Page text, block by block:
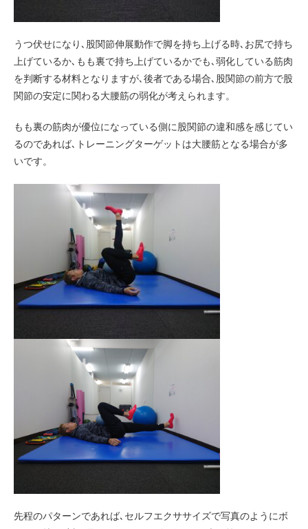
うつ伏せになり､股関節伸展動作で脚を持ち上げる時､お尻で持ち
上げているか､もも裏で持ち上げているかでも､弱化している筋肉
を判断する材料となりますが､後者である場合､股関節の前方で股
関節の安定に関わる大腰筋の弱化が考えられます。
もも裏の筋肉が優位になっている側に股関節の違和感を感じてい
るのであれば､トレーニングターゲットは大腰筋となる場合が多
いです。
先程のパターンであれば､セルフエクササイズで写真のようにボ